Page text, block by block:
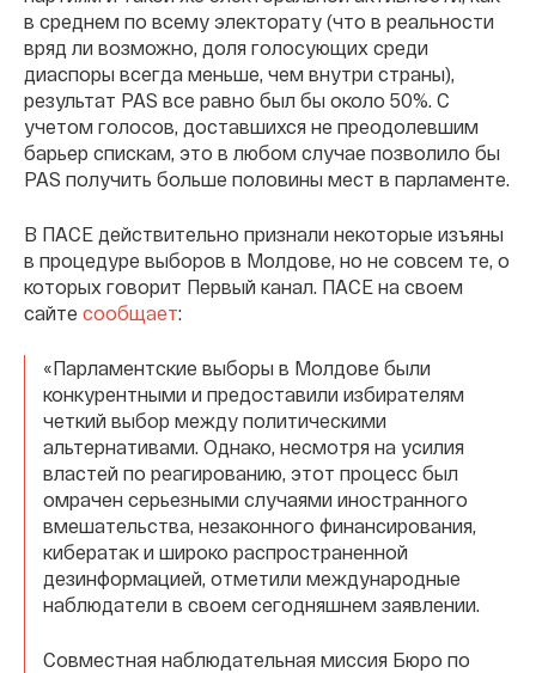
в среднем по всему электорату (что в реальности
вряд ли возможно, доля голосующих среди
диаспоры всегда меньше, чем внутри страны),
результат PAS все равно был бы около 50%. С
учетом голосов, доставшихся не преодолевшим
барьер спискам, это в любом случае позволило бы
PAS получить больше половины мест в парламенте.
В ПАСЕ действительно признали некоторые изъяны
в процедуре выборов в Молдове, но не совсем те, о
которых говорит Первый канал. ПАСЕ на своем
сайте сообщает:
«Парламентские выборы в Молдове были
конкурентными и предоставили избирателям
четкий выбор между политическими
альтернативами. Однако, несмотря на усилия
властей по реагированию, этот процесс был
омрачен серьезными случаями иностранного
вмешательства, незаконного финансирования,
кибератак и широко распространенной
дезинформацией, отметили международные
наблюдатели в своем сегодняшнем заявлении.
Совместная наблюдательная миссия Бюро по